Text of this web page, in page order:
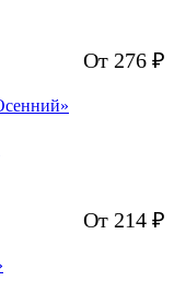
От 276 ₽
От 214 ₽